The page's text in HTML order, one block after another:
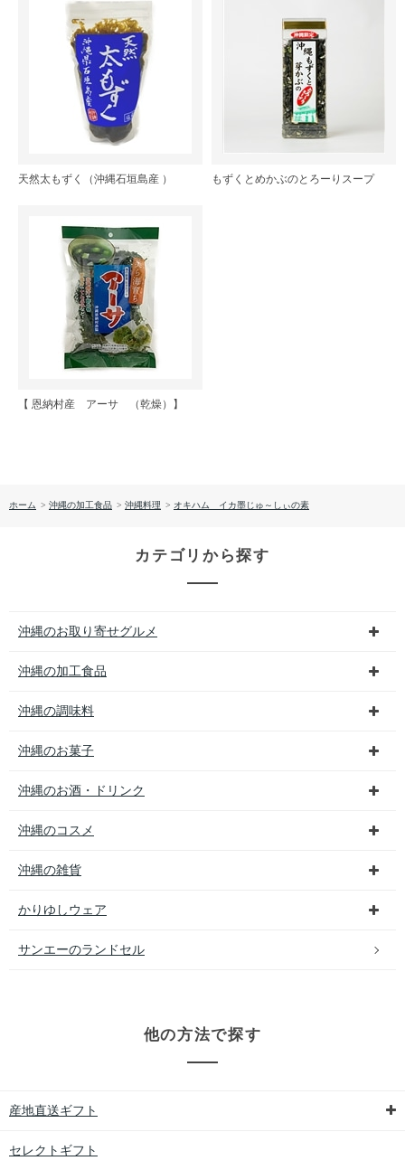
天然太もずく（沖縄石垣島産 ） もずくとめかぶのとろーりスープ
【 恩納村産 アーサ （乾燥）】
ホーム > 沖縄の加工食品 > 沖縄料理 > オキハム イカ墨じゅ～しぃの素
カテゴリから探す
沖縄のお取り寄せグルメ
沖縄の加工食品
沖縄の調味料
沖縄のお菓子
沖縄のお酒・ドリンク
沖縄のコスメ
沖縄の雑貨
かりゆしウェア
サンエーのランドセル
他の方法で探す
産地直送ギフト
セレクトギフト